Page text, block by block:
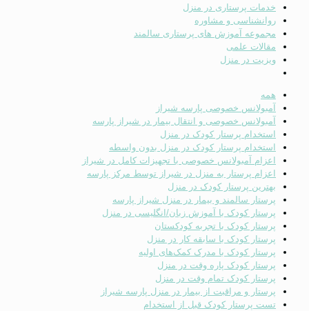
خدمات پرستاری در منزل
روانشناسی و مشاوره
مجموعه آموزش های پرستاری سالمند
مقالات علمی
ویزیت در منزل
همه
آمبولانس خصوصی پارسه شیراز
آمبولانس خصوصی و انتقال بیمار در شیراز پارسه
استخدام پرستار کودک در منزل
استخدام پرستار کودک در منزل بدون واسطه
اعزام آمبولانس خصوصی با تجهیزات کامل در شیراز
اعزام پرستار به منزل در شیراز توسط مرکز پارسه
بهترین پرستار کودک در منزل
پرستار سالمند و بیمار در منزل شیراز پارسه
پرستار کودک با آموزش زبان/انگلیسی در منزل
پرستار کودک با تجربه کودکستان
پرستار کودک با سابقه کار در منزل
پرستار کودک با مدرک کمک‌های اولیه
پرستار کودک پاره وقت در منزل
پرستار کودک تمام وقت در منزل
پرستار و مراقبت از بیمار در منزل پارسه شیراز
تست پرستار کودک قبل از استخدام